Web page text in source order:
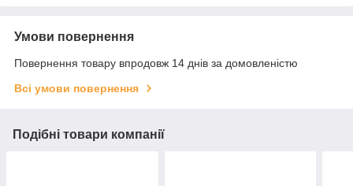
Умови повернення
Повернення товару впродовж 14 днів за домовленістю
Всі умови повернення
Подібні товари компанії